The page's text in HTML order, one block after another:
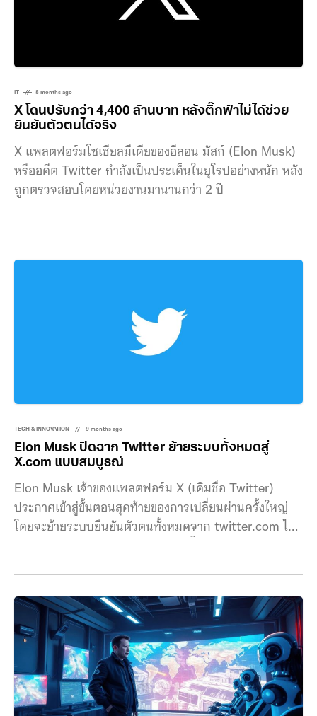
8 months ago
X โดนปรับกว่า 4,400 ล้านบาท หลังติ๊กฟ้าไม่ได้ช่วย
ยืนยันตัวตนได้จริง
X แพลตฟอร์มโซเชียลมีเดียของอีลอน มัสก์ (Elon Musk)
หรืออดีต Twitter กำลังเป็นประเด็นในยุโรปอย่างหนัก หลัง
ถูกตรวจสอบโดยหน่วยงานมานานกว่า 2 ปี
TECH & INNOVATION 9 months ago
Elon Musk ปิดฉาก Twitter ย้ายระบบทั้งหมดสู่
X.com แบบสมบูรณ์
Elon Musk เจ้าของแพลตฟอร์ม X (เดิมชื่อ Twitter)
ประกาศเข้าสู่ขั้นตอนสุดท้ายของการเปลี่ยนผ่านครั้งใหญ่
โดยจะย้ายระบบยืนยันตัวตนทั้งหมดจาก twitter.com ไป
X ระบุว่า ผู้ใช้ที่เปิดใช้งานระบบยืนยันตัวตนแบบสองปัจจัย
(2FA) ต้องลงทะเบียนข้อมูลใหม่ภายในวันที่ 10
พฤศจิกายน เพื่อให้การเข้าสู่ระบบเชื่อมโยงกับโดเมน
x.com อย่างถูกต้อง หากไม่ดำเนินการภายในกำหนด ผู้ใช้
อาจไม่สามารถเข้าถึงบัญชีได้ชั่วคราวจนกว่าจะอัปเดตการ
ยืนยันตัวตน X